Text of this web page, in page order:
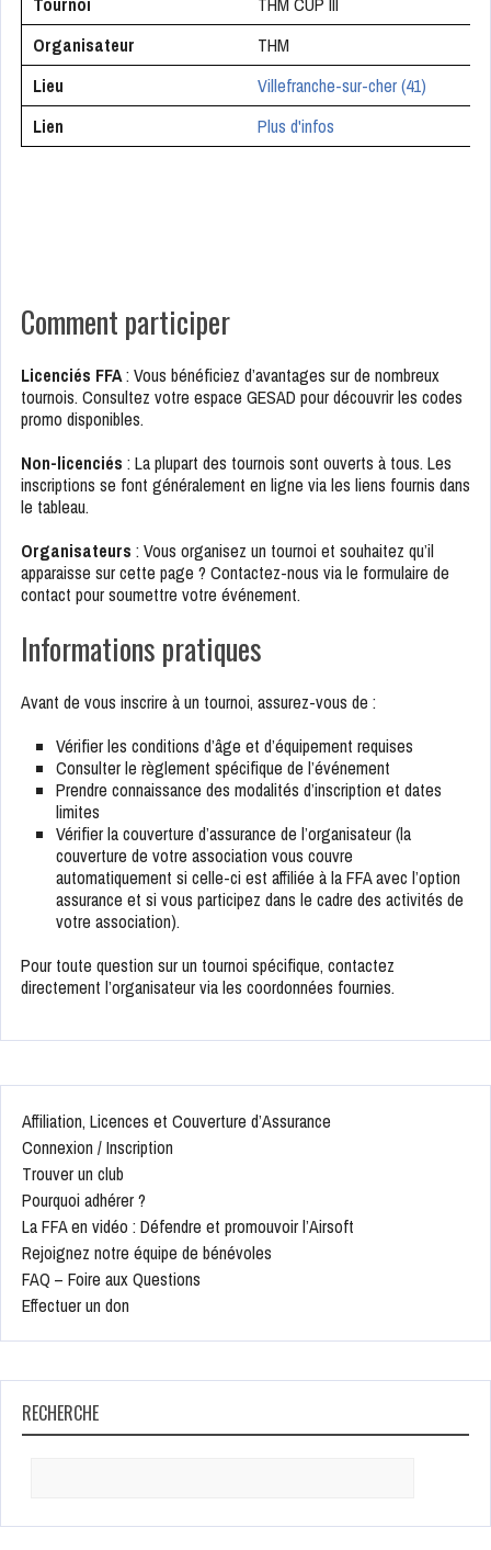
Organisateur
THM
Lieu
Villefranche-sur-cher (41)
Lien
Plus d'infos
Comment participer
Licenciés FFA: Vous bénéficiez d’avantages sur de nombreux
tournois. Consultez votre espace GESAD pour découvrir les codes
promo disponibles.
Non-licenciés : La plupart des tournois sont ouverts à tous. Les
inscriptions se font généralement en ligne via les liens fournis dans
le tableau.
Organisateurs : Vous organisez un tournoi et souhaitez qu’il
apparaisse sur cette page ? Contactez-nous via le formulaire de
contact pour soumettre votre événement.
Informations pratiques
Avant de vous inscrire à un tournoi, assurez-vous de :
Vérifier les conditions d’âge et d’équipement requises
Consulter le règlement spécifique de l’événement
Prendre connaissance des modalités d’inscription et dates
limites
Vérifier la couverture d’assurance de l’organisateur (la
couverture de votre association vous couvre
automatiquement si celle-ci est affiliée à la FFA avec l’option
assurance et si vous participez dans le cadre des activités de
votre association).
Pour toute question sur un tournoi spécifique, contactez
directement l’organisateur via les coordonnées fournies.
Affiliation, Licences et Couverture d’Assurance
Connexion / Inscription
Trouver un club
Pourquoi adhérer ?
La FFA en vidéo : Défendre et promouvoir l’Airsoft
Rejoignez notre équipe de bénévoles
FAQ – Foire aux Questions
Effectuer un don
RECHERCHE